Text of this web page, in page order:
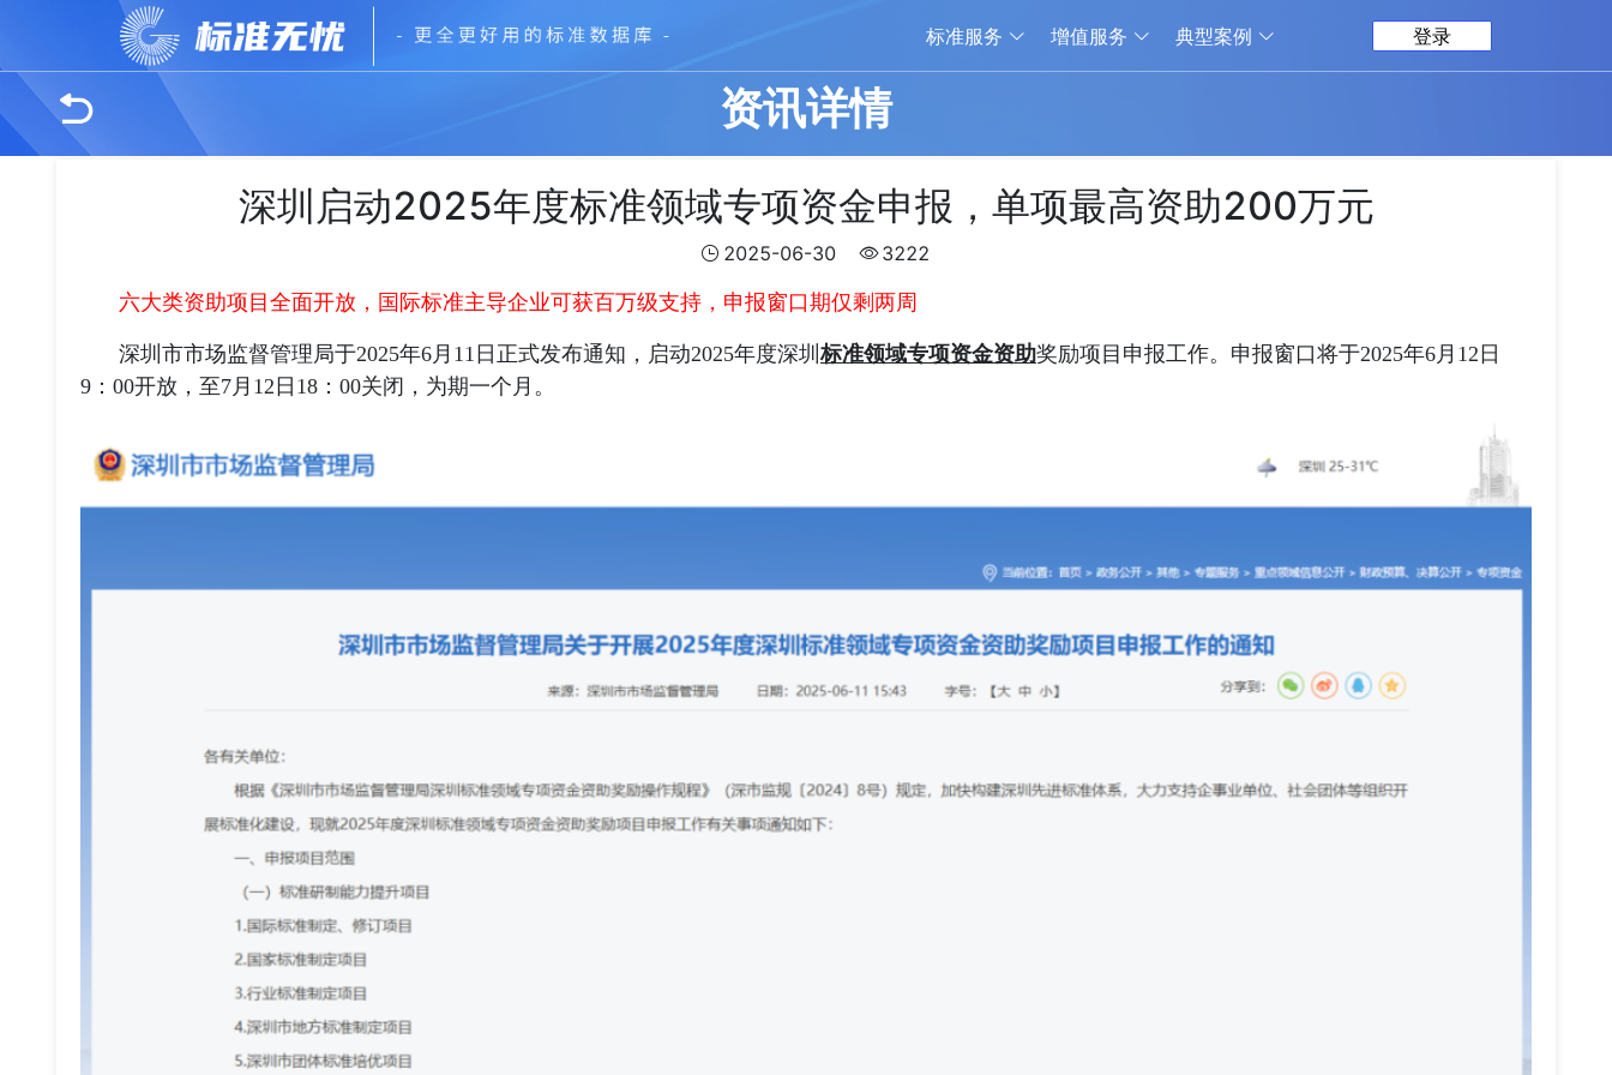
标准服务 增值服务 典型案例 登录
资讯详情
深圳启动2025年度标准领域专项资金申报，单项最高资助200万元
2025-06-30 3222
六大类资助项目全面开放，国际标准主导企业可获百万级支持，申报窗口期仅剩两周
深圳市市场监督管理局于2025年6月11日正式发布通知，启动2025年度深圳标准领域专项资金资助奖励项目申报工作。申报窗口将于2025年6月12日
9：00开放，至7月12日18：00关闭，为期一个月。